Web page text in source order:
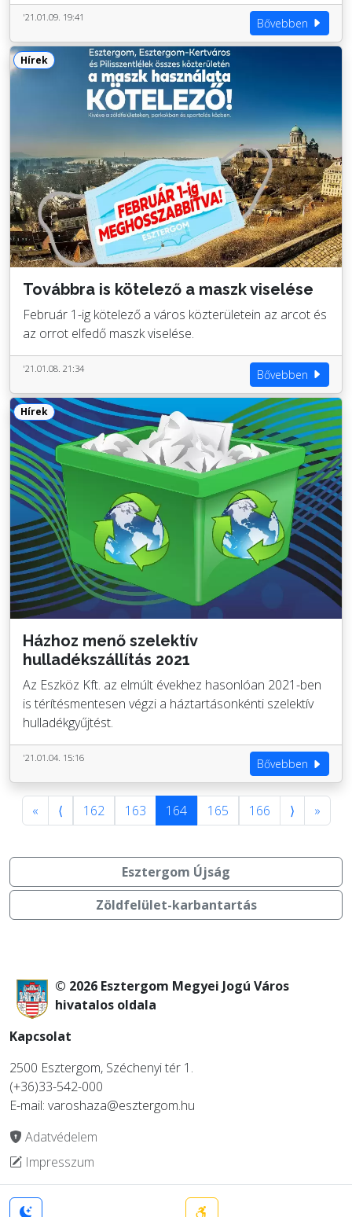
'21.01.09. 19:41 Bővebben
Hírek
Továbbra is kötelező a maszk viselése
Február 1-ig kötelező a város közterületein az arcot és
az orrot elfedő maszk viselése.
'21.01.08. 21:34 Bővebben
Hírek
Házhoz menő szelektív
hulladékszállítás 2021
Az Eszköz Kft. az elmúlt évekhez hasonlóan 2021-ben
is térítésmentesen végzi a háztartásonkénti szelektív
hulladékgyűjtést.
'21.01.04. 15:16 Bővebben
« ⟨ 162 163 164 165 166 ⟩ »
Esztergom Újság
Zöldfelület-karbantartás
© 2026 Esztergom Megyei Jogú Város
hivatalos oldala
Kapcsolat
2500 Esztergom, Széchenyi tér 1.
(+36)33-542-000
E-mail: varoshaza@esztergom.hu
Adatvédelem
Impresszum